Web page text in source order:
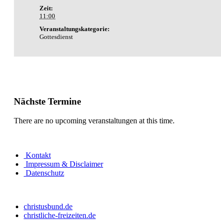
Zeit:
11:00
Veranstaltungskategorie:
Gottesdienst
Nächste Termine
There are no upcoming veranstaltungen at this time.
Kontakt
Impressum & Disclaimer
Datenschutz
christusbund.de
christliche-freizeiten.de